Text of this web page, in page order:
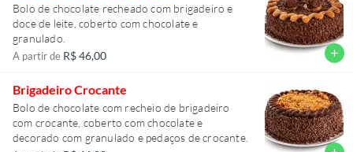
Bolo de chocolate recheado com brigadeiro e
doce de leite, coberto com chocolate e
granulado.
A partir de R$ 46,00 add
Brigadeiro Crocante
Bolo de chocolate com recheio de brigadeiro
com crocante, coberto com chocolate e
decorado com granulado e pedaços de crocante.